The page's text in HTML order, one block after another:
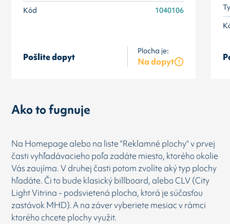
Kód 1040106
Pošlite dopyt
Plocha je:
Na dopyt
Ako to fugnuje
Na Homepage alebo na liste "Reklamné plochy" v prvej
časti vyhľadávacieho poľa zadáte miesto, ktorého okolie
Vás zaujíma. V druhej časti potom zvolíte aký typ plochy
hľadáte. Či to bude klasický billboard, alebo CLV (City
Light Vitrina - podsvietená plocha, ktorá je súčasťou
zastávok MHD). A na záver vyberiete mesiac v rámci
ktorého chcete plochy využit.